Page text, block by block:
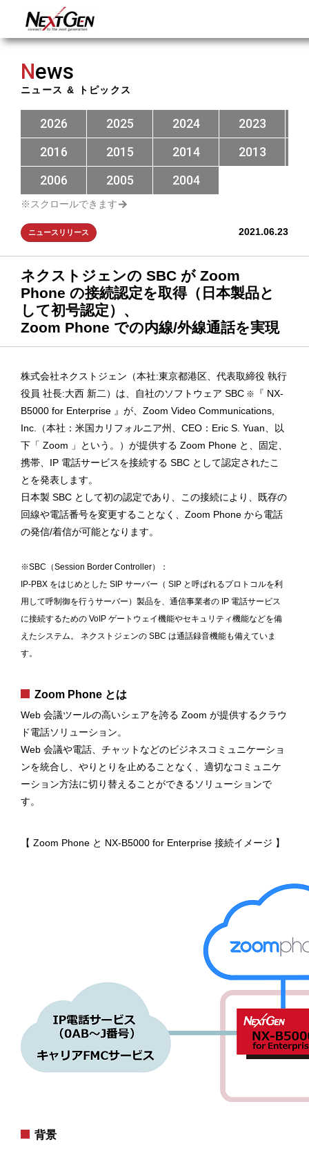
News
ニュース & トピックス
2026 2025 2024 2023
2016
2015 2014 2013
2006
2005 2004
ニュースリリース 2021.06.23
ネクストジェンの SBC が Zoom
Phone の接続認定を取得（日本製品と
して初号認定）、
Zoom Phone での内線/外線通話を実現
株式会社ネクストジェン（本社:東京都港区、代表取締役 執行
役員 社長:大西 新二）は、自社のソフトウェア SBC ※
『 NX-
B5000 for Enterprise 』が、Zoom Video Communications,
Inc.（本社：米国カリフォルニア州、CEO：Eric S. Yuan、以
下「 Zoom 」という。）が提供する Zoom Phone と、固定、
携帯、IP 電話サービスを接続する SBC として認定されたこ
とを発表します。
日本製 SBC として初の認定であり、この接続により、既存の
回線や電話番号を変更することなく、Zoom Phone から電話
の発信/着信が可能となります。
※SBC（Session Border Controller）：
IP-PBX をはじめとした SIP サーバー（ SIP と呼ばれるプロトコルを利
用して呼制御を行うサーバー）製品を、通信事業者の IP 電話サービス
に接続するための VoIP ゲートウェイ機能やセキュリティ機能などを備
えたシステム。 ネクストジェンの SBC は通話録音機能も備えていま
す。
Zoom Phone とは
Web 会議ツールの高いシェアを誇る Zoom が提供するクラウ
ド電話ソリューション。
Web 会議や電話、チャットなどのビジネスコミュニケーショ
ンを統合し、やりとりを止めることなく、適切なコミュニケ
ーション方法に切り替えることができるソリューションで
す。
【 Zoom Phone と NX-B5000 for Enterprise 接続イメージ 】
背景